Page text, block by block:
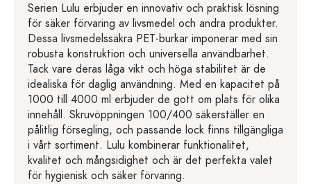
Serien Lulu erbjuder en innovativ och praktisk lösning
för säker förvaring av livsmedel och andra produkter.
Dessa livsmedelssäkra PET-burkar imponerar med sin
robusta konstruktion och universella användbarhet.
Tack vare deras låga vikt och höga stabilitet är de
idealiska för daglig användning. Med en kapacitet på
1000 till 4000 ml erbjuder de gott om plats för olika
innehåll. Skruvöppningen 100/400 säkerställer en
pålitlig försegling, och passande lock finns tillgängliga
i vårt sortiment. Lulu kombinerar funktionalitet,
kvalitet och mångsidighet och är det perfekta valet
för hygienisk och säker förvaring.